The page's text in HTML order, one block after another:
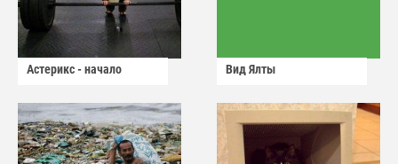
Астерикс - начало Вид Ялты